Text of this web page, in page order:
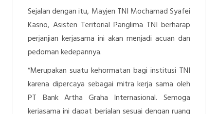
Sejalan dengan itu, Mayjen TNI Mochamad Syafei
Kasno, Asisten Teritorial Panglima TNI berharap
perjanjian kerjasama ini akan menjadi acuan dan
pedoman kedepannya.
“Merupakan suatu kehormatan bagi institusi TNI
karena dipercaya sebagai mitra kerja sama oleh
PT Bank Artha Graha Internasional. Semoga
kerjasama ini dapat berjalan sesuai dengan ruang